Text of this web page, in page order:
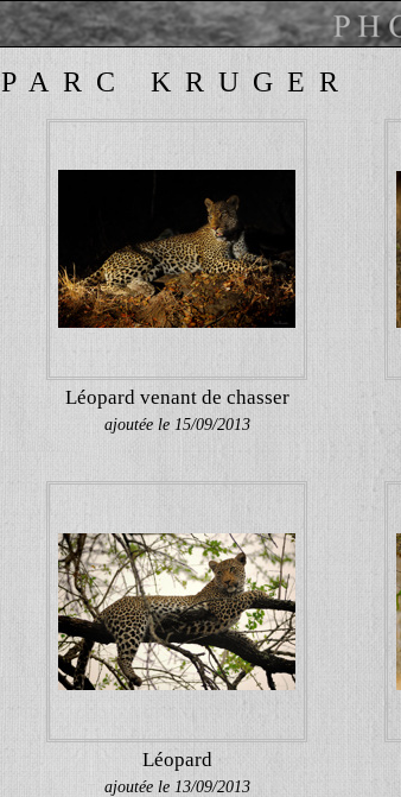
PARC KRUGER
Léopard venant de chasser
ajoutée le 15/09/2013
Léopard
ajoutée le 13/09/2013